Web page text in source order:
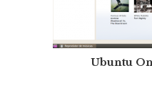
Ubuntu